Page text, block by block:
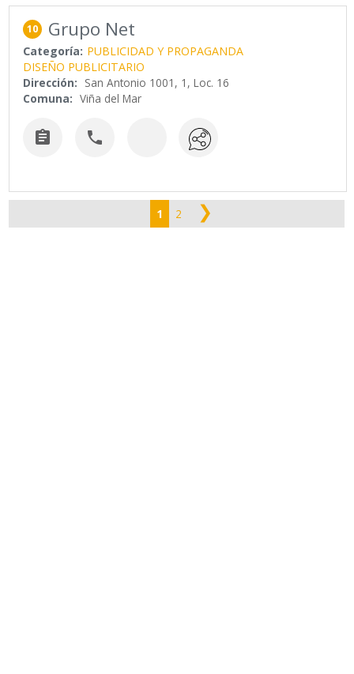
10 Grupo Net
Categoría: PUBLICIDAD Y PROPAGANDA
DISEÑO PUBLICITARIO
Dirección: San Antonio 1001, 1, Loc. 16
Comuna: Viña del Mar
 
1 2 ❯